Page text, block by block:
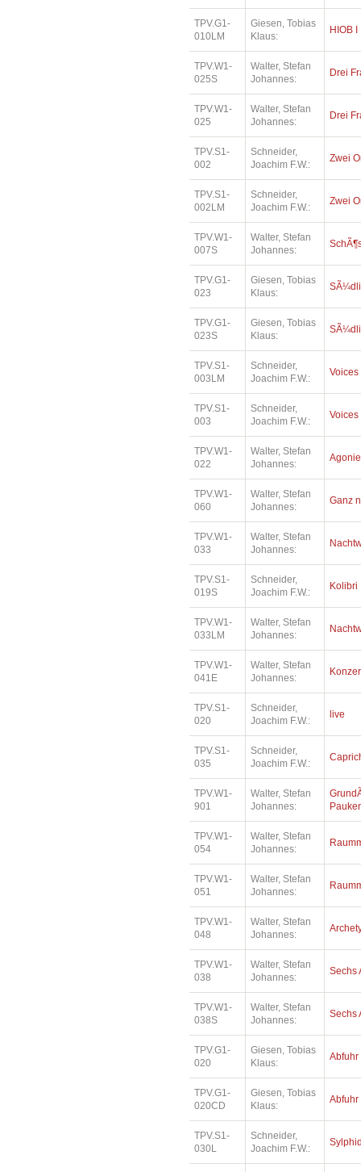
TPV.G1-
010LM
Giesen, Tobias
Klaus:
HIOB I
TPV.W1-
025S
Walter, Stefan
Johannes:
Drei
TPV.W1-
025
Walter, Stefan
Johannes:
Drei
TPV.S1-
002
Schneider,
Joachim F.W.:
Zwei
TPV.S1-
002LM
Schneider,
Joachim F.W.:
Zwei
TPV.W1-
007S
Walter, Stefan
Johannes:
TPV.G1-
023
Giesen, Tobias
Klaus:
TPV.G1-
023S
Giesen, Tobias
Klaus:
TPV.S1-
003LM
Schneider,
Joachim F.W.:
Voices
TPV.S1-
003
Schneider,
Joachim F.W.:
Voices
TPV.W1-
022
Walter, Stefan
Johannes:
TPV.W1-
060
Walter, Stefan
Johannes:
Ganz
TPV.W1-
033
Walter, Stefan
Johannes:
TPV.S1-
019S
Schneider,
Joachim F.W.:
Kolibri
TPV.W1-
033LM
Walter, Stefan
Johannes:
TPV.W1-
041E
Walter, Stefan
Johannes:
TPV.S1-
020
Schneider,
Joachim F.W.:
live
TPV.S1-
035
Schneider,
Joachim F.W.:
TPV.W1-
901
Walter, Stefan
Johannes:
TPV.W1-
054
Walter, Stefan
Johannes:
TPV.W1-
051
Walter, Stefan
Johannes:
TPV.W1-
048
Walter, Stefan
Johannes:
TPV.W1-
038
Walter, Stefan
Johannes:
Sechs
TPV.W1-
038S
Walter, Stefan
Johannes:
Sechs
TPV.G1-
020
Giesen, Tobias
Klaus:
Abfuhr
TPV.G1-
020CD
Giesen, Tobias
Klaus:
Abfuhr
TPV.S1-
030L
Schneider,
Joachim F.W.: